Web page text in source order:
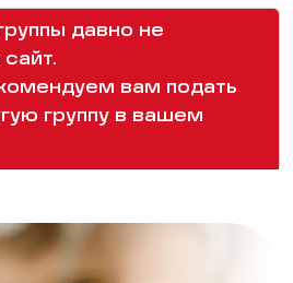
давно не
вам подать
группу в вашем